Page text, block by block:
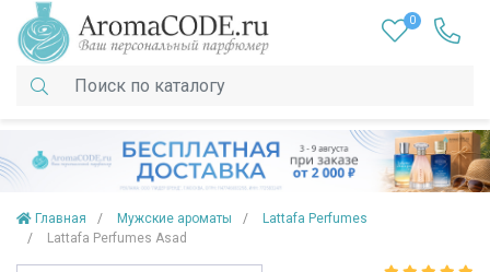
0
Главная Мужские ароматы
Lattafa Perfumes
Lattafa Perfumes Asad